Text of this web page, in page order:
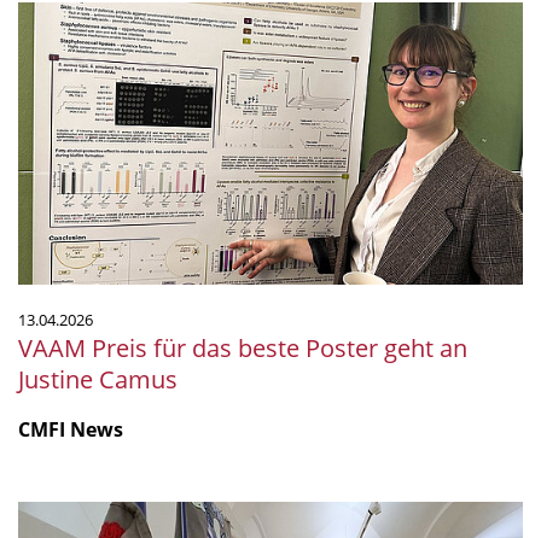
VAAM
Preis
beste
Poster
geht
Justine
Camus
13.04.2026
VAAM Preis für das beste Poster geht an
Justine Camus
CMFI News
CMFI